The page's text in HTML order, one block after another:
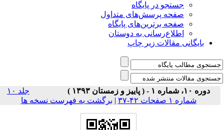
جستجو در پایگاه
صفحه پرسش‌های متداول
صفحه برترین‌های پایگاه
اطلاع‌رسانی به دوستان
بایگانی مقالات زیر چاپ
دوره ۱۰، شماره ۱ - ( پاییز و زمستان ۱۳۹۳ )
جلد ۱۰
شماره ۱ صفحات ۴۲-۳۷
|برگشت به فهرست نسخه ها